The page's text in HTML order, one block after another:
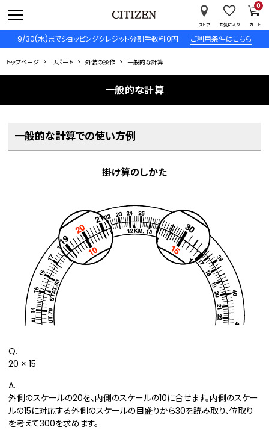
9/30(水)までショッピングクレジット分割手数料０円 ご利用条件はこちら
ストア お気に入り カート
0
トップページ サポート 外装の操作 一般的な計算
一般的な計算
一般的な計算での使い方例
掛け算のしかた
Q.
20 × 15
A.
外側のスケールの20を、内側のスケールの10に合せます。内側のスケー
ルの15に対応する外側のスケールの目盛りから30を読み取り、位取り
を考えて300を求めます。